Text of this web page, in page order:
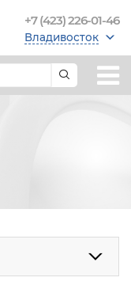
+7 (423) 226-01-46
Владивосток